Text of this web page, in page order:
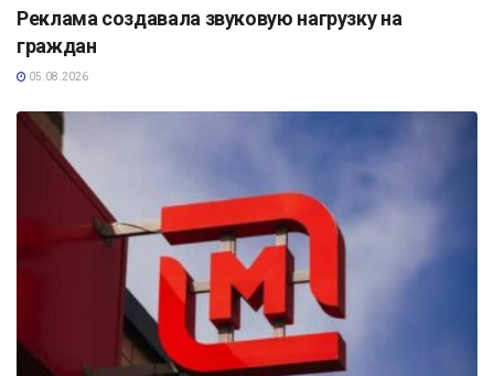
Реклама создавала звуковую нагрузку на
граждан
05.08.2026